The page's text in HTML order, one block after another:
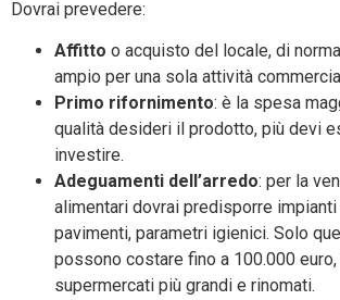
Dovrai prevedere:
Affitto o acquisto del locale, di
ampio per una sola attività
Primo rifornimento: è la spesa
qualità desideri il prodotto, più devi
investire.
Adeguamenti dell’arredo: per la
alimentari dovrai predisporre
pavimenti, parametri igienici. Solo
possono costare fino a 100.000
supermercati più grandi e rinomati.